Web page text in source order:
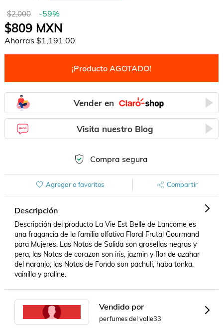
$2,000 -59%
$809MXN
Ahorras $1,191.00
¡Producto AGOTADO!
Vender en
Visita nuestro Blog
Compra segura
Agregar a favoritos Compartir
Descripción
Descripción del producto La Vie Est Belle de Lancome es
una fragancia de la familia olfativa Floral Frutal Gourmand
para Mujeres. Las Notas de Salida son grosellas negras y
pera; las Notas de corazon son iris, jazmin y flor de azahar
del naranjo; las Notas de Fondo son pachuli, haba tonka,
vainilla y praline.
Vendido por
perfumes del valle33